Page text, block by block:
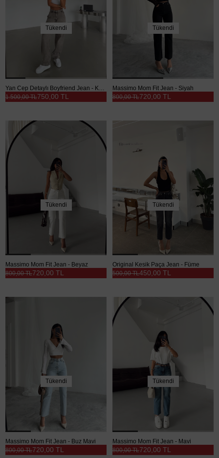
Tükendi
Yan Cep Detaylı Boyfriend Jean - Kahve Yıkama
750,00 TL
1.500,00 TL
Tükendi
Massimo Mom Fit Jean - Siyah
720,00 TL
800,00 TL
Tükendi
Massimo Mom Fit Jean - Beyaz
720,00 TL
800,00 TL
Tükendi
Original Kesik Paça Jean - Füme
450,00 TL
500,00 TL
Tükendi
Massimo Mom Fit Jean - Buz Mavi
720,00 TL
800,00 TL
Tükendi
Massimo Mom Fit Jean - Mavi
720,00 TL
800,00 TL